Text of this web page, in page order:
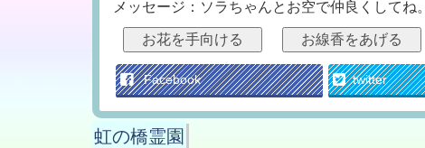
メッセージ：ソラちゃんとお空で仲良くしてね。
お花を手向ける お線香をあげる
Facebook twitter
虹の橋霊園